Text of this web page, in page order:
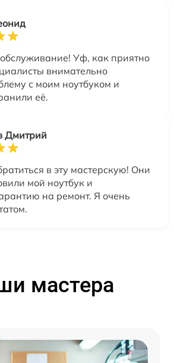
Уф, как приятно
внимательно
с моим ноутбуком и
её.
Дмитрий
в эту мастерскую! Они
мой ноутбук и
на ремонт. Я очень
мастера